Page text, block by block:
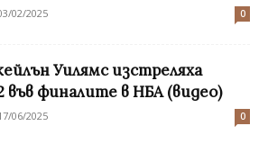
02/2025 0
Уилямс изстреляха
във финалите в НБА (видео)
06/2025 0